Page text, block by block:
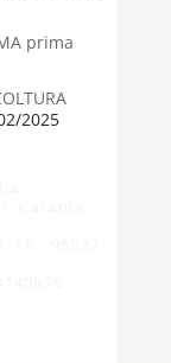
prima
2025